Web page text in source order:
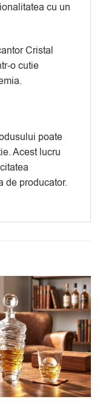
cu un
Cristal
o cutie
poate
Acest lucru
de producator.